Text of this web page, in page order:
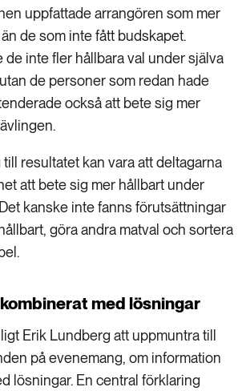
uppfattade arrangören som mer
de som inte fått budskapet.
de inte fler hållbara val under själva
de personer som redan hade
också att bete sig mer
resultatet kan vara att deltagarna
att bete sig mer hållbart under
kanske inte fanns förutsättningar
göra andra matval och sortera
med lösningar
Erik Lundberg att uppmuntra till
på evenemang, om information
lösningar. En central förklaring